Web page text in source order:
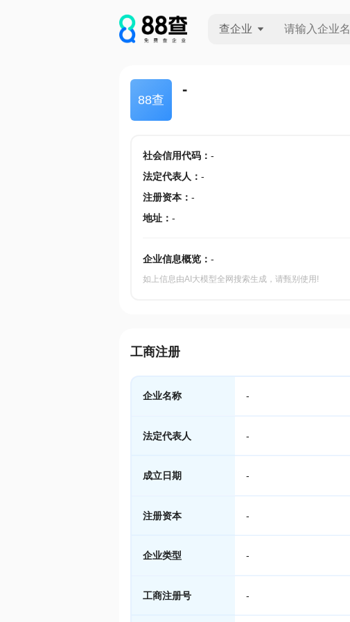
查企业
88查
-
社会信用代码： -
法定代表人 ： -
注册资本： -
地址： -
企业信息概览： -
如上信息由AI大模型全网搜索生成，请甄别使用!
工商注册
企业名称 -
法定代表人 -
成立日期 -
注册资本 -
企业类型 -
工商注册号 -